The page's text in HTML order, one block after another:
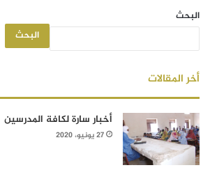
البحث
البحث
أخر المقالات
أخبار سارة لكافة المدرسين
27 يونيو، 2020